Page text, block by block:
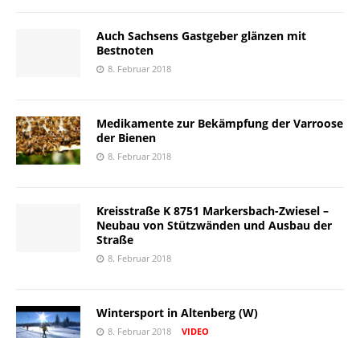
Auch Sachsens Gastgeber glänzen mit
Bestnoten
8. Februar 2018
Medikamente zur Bekämpfung der Varroose
der Bienen
8. Februar 2018
Kreisstraße K 8751 Markersbach-Zwiesel –
Neubau von Stützwänden und Ausbau der
Straße
8. Februar 2018
Wintersport in Altenberg (W)
8. Februar 2018 VIDEO